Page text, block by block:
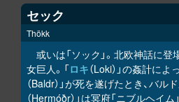
セック
Thökk
或いは「ソック」。北欧神話に
女巨人。「ロキ（Loki）」の姦計に
（Baldr）」が死を遂げたとき、バル
（Hermóðr）」は冥府「ニブルヘイ